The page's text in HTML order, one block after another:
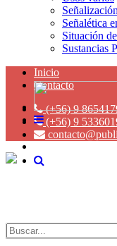
Señalética
Situación
Sustancias
Inicio
Contacto
(+56) 9
(+56) 9